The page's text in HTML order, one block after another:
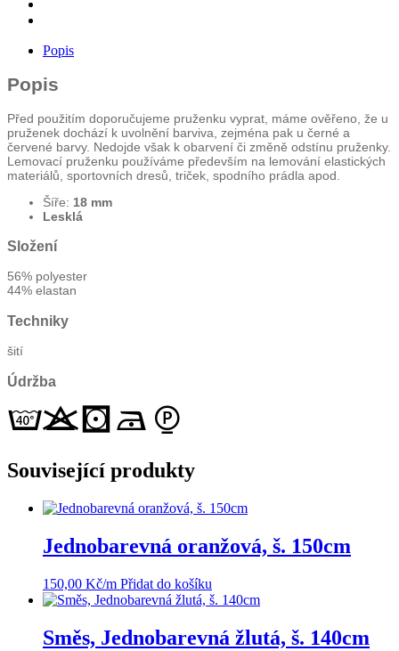
Popis
Popis
Před použitím doporučujeme pruženku vyprat, máme ověřeno, že u
pruženek dochází k uvolnění barviva, zejména pak u černé a
červené barvy. Nedojde však k obarvení či změně odstínu pruženky.
Lemovací pruženku používáme především na lemování elastických
materiálů, sportovních dresů, triček, spodního prádla apod.
Šíře: 18 mm
Lesklá
Složení
56% polyester
44% elastan
Techniky
šití
Údržba
Související produkty
Jednobarevná oranžová, š. 150cm
150,00 Kč/m Přidat do košíku
Směs, Jednobarevná žlutá, š. 140cm